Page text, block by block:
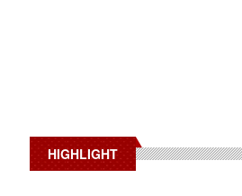
HIGHLIGHT